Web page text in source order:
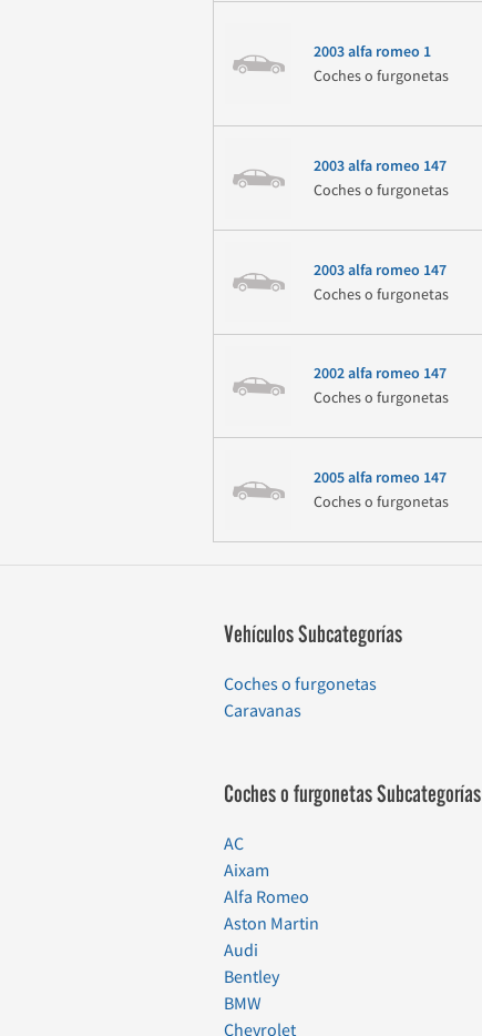
2003 alfa romeo 1
Coches o furgonetas
2003 alfa romeo 147
Coches o furgonetas
2003 alfa romeo 147
Coches o furgonetas
2002 alfa romeo 147
Coches o furgonetas
2005 alfa romeo 147
Coches o furgonetas
Vehículos Subcategorías
Coches o furgonetas
Caravanas
Coches o furgonetas Subcategorías
AC
Aixam
Alfa Romeo
Aston Martin
Audi
Bentley
BMW
Chevrolet